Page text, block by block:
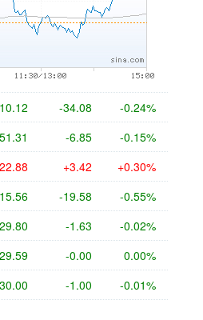
-34.08 -0.24%
-6.85 -0.15%
+3.42 +0.30%
-19.58 -0.55%
-1.63 -0.02%
-0.00 0.00%
-1.00 -0.01%